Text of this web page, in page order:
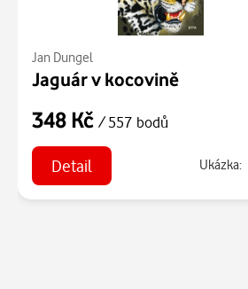
Jan Dungel
Jaguár v kocovině
348 Kč / 557 bodů
Detail Ukázka: